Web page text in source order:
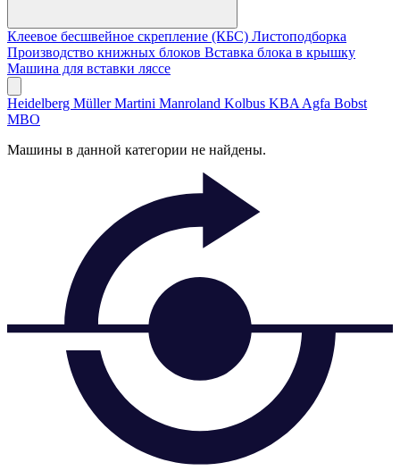
Клеевое бесшвейное скрепление (КБС) Листоподборка
Производство книжных блоков Вставка блока в крышку
Машина для вставки ляссе
Heidelberg Müller Martini Manroland Kolbus KBA Agfa Bobst
MBO
Машины в данной категории не найдены.